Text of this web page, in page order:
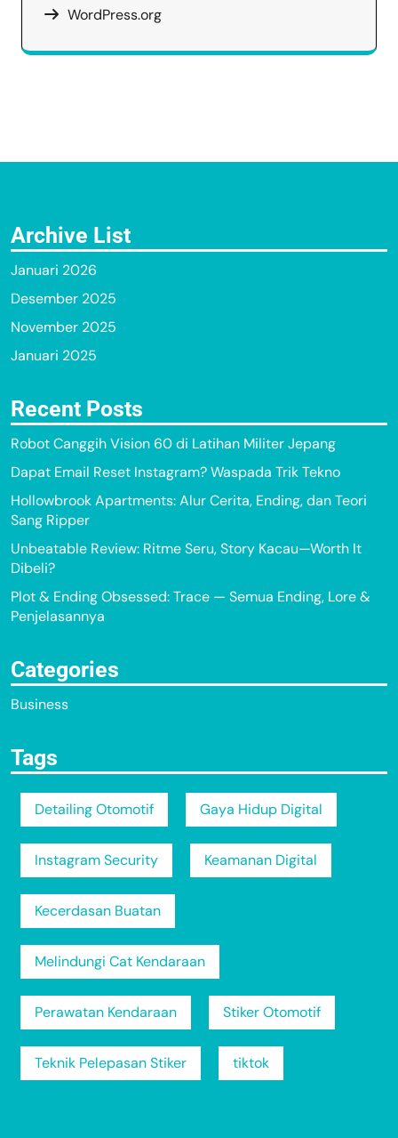
WordPress.org
Archive List
Januari 2026
Desember 2025
November 2025
Januari 2025
Recent Posts
Robot Canggih Vision 60 di Latihan Militer Jepang
Dapat Email Reset Instagram? Waspada Trik Tekno
Hollowbrook Apartments: Alur Cerita, Ending, dan Teori
Sang Ripper
Unbeatable Review: Ritme Seru, Story Kacau—Worth It
Dibeli?
Plot & Ending Obsessed: Trace — Semua Ending, Lore &
Penjelasannya
Categories
Business
Tags
Detailing Otomotif Gaya Hidup Digital
Instagram Security Keamanan Digital
Kecerdasan Buatan
Melindungi Cat Kendaraan
Perawatan Kendaraan Stiker Otomotif
Teknik Pelepasan Stiker tiktok